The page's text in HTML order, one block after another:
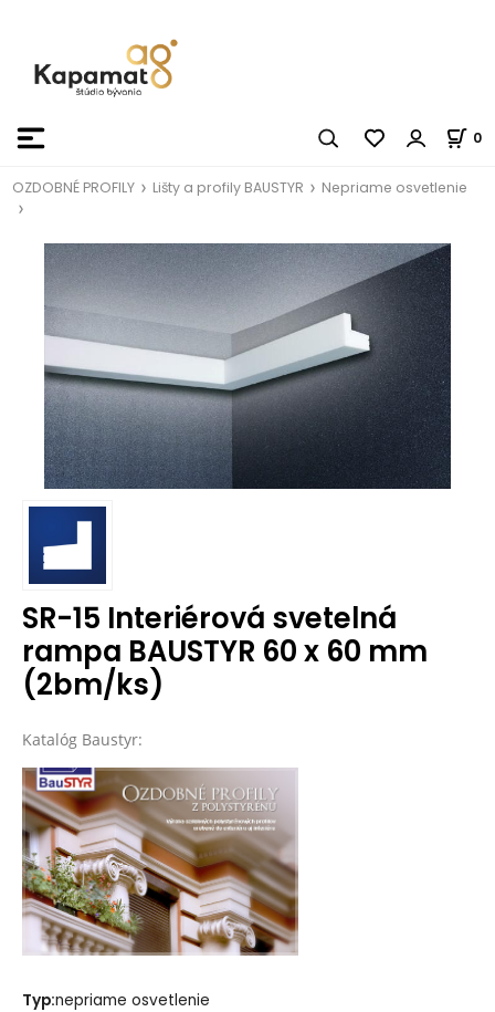
0
OZDOBNÉ PROFILY Lišty a profily BAUSTYR Nepriame osvetlenie
SR-15 Interiérová svetelná
rampa BAUSTYR 60 x 60 mm
(2bm/ks)
Katalóg Baustyr:
Typ:nepriame osvetlenie